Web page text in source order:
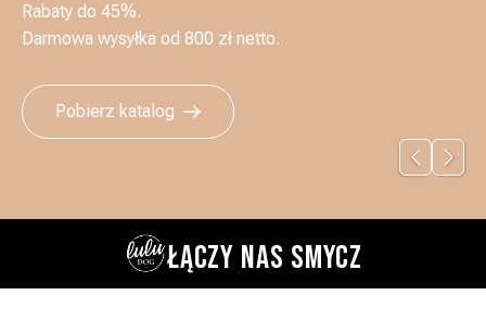
Rabaty do 45%.
Darmowa wysyłka od 800 zł netto.
Pobierz katalog
ŁĄCZY NAS SMYCZ